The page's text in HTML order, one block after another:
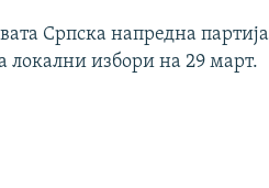
Српска напредна партија
локални избори на 29 март.